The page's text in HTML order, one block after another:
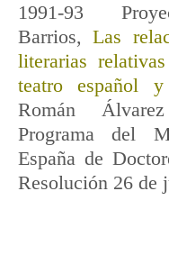
1991-93
Barrios,Las
literarias
teatro español y
Román
Programa del
España de
Resolución 26 de